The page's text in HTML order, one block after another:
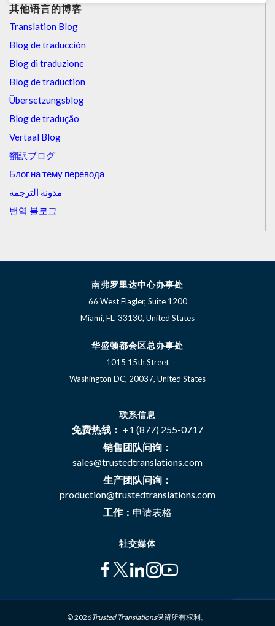
其他语言的博客
Translation Blog
Blog de traducción
Blog di traduzione
Blog de traduction
Übersetzungsblog
Blog de tradução
Vertaal Blog
翻訳ブログ
Блог на тему перевода
مدونة الترجمة
번역 블로그
南弗罗里达中心办事处
66 West Flagler, Suite 1200
Miami, FL, 33130, United States
华盛顿都会区总办事处
1015 15th Street
Washington DC, 20037, United States
联系信息
免费热线： +1 (877) 255-0717
销售团队问询：
sales@trustedtranslations.com
生产团队问询：
production@trustedtranslations.com
工作： 申请表格
社交媒体
© 2026Trusted Translations保留所有权利。